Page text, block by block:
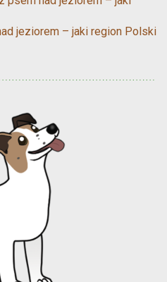
jeziorem – jaki region Polski